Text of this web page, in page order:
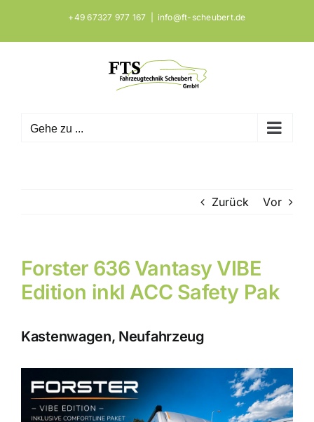
springen
+49 67327 977 167 info@ft-scheubert.de
Gehe zu ...
Zurück Vor
Zeige
grösseres
Bild
Forster 636 Vantasy VIBE
Edition inkl ACC Safety Pak
Kastenwagen, Neufahrzeug